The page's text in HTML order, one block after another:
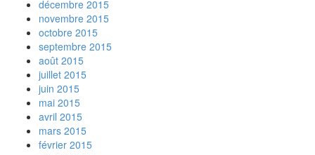
décembre 2015
novembre 2015
octobre 2015
septembre 2015
août 2015
juillet 2015
juin 2015
mai 2015
avril 2015
mars 2015
février 2015